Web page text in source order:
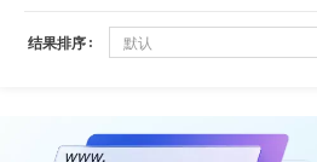
结果排序 默认